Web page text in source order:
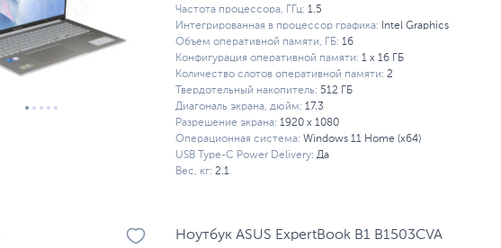
Частота процессора, ГГц: 1.5
Интегрированная в процессор графика:
Intel Graphics
Объем оперативной памяти, ГБ: 16
Конфигурация оперативной памяти: 1 х 16 ГБ
Количество слотов оперативной памяти: 2
Твердотельный накопитель: 512 ГБ
Диагональ экрана, дюйм: 17.3
Разрешение экрана: 1920 x 1080
Операционная система: Windows 11 Home (x64)
USB Type-C Power Delivery: Да
Вес, кг: 2.1
Ноутбук ASUS ExpertBook B1 B1503CVA